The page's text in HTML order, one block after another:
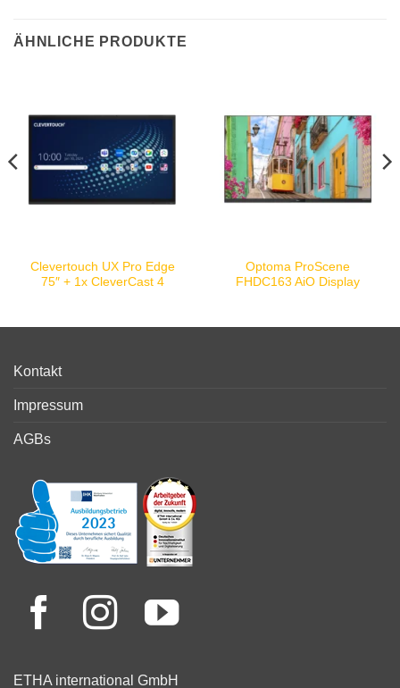
ÄHNLICHE PRODUKTE
Clevertouch UX Pro Edge
75″ + 1x CleverCast 4
Optoma ProScene
FHDC163 AiO Display
Kontakt
Impressum
AGBs
ETHA international GmbH